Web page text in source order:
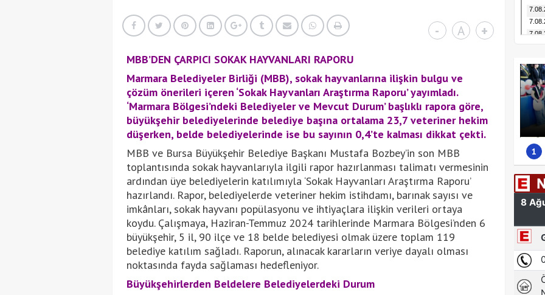
- A +
MBB’DEN ÇARPICI SOKAK HAYVANLARI RAPORU
Marmara Belediyeler Birliği (MBB), sokak hayvanlarına ilişkin bulgu ve
çözüm önerileri içeren ‘Sokak Hayvanları Araştırma Raporu’ yayımladı.
‘Marmara Bölgesi’ndeki Belediyeler ve Mevcut Durum’ başlıklı rapora göre,
büyükşehir belediyelerinde belediye başına ortalama 23,7 veteriner hekim
düşerken, belde belediyelerinde ise bu sayının 0,4’te kalması dikkat çekti.
MBB ve Bursa Büyükşehir Belediye Başkanı Mustafa Bozbey’in son MBB
toplantısında sokak hayvanlarıyla ilgili rapor hazırlanması talimatı vermesinin
ardından üye belediyelerin katılımıyla ‘Sokak Hayvanları Araştırma Raporu’
hazırlandı. Rapor, belediyelerde veteriner hekim istihdamı, barınak sayısı ve
imkânları, sokak hayvanı popülasyonu ve ihtiyaçlara ilişkin verileri ortaya
koydu. Çalışmaya, Haziran-Temmuz 2024 tarihlerinde Marmara Bölgesi’nden 6
büyükşehir, 5 il, 90 ilçe ve 18 belde belediyesi olmak üzere toplam 119
belediye katılım sağladı. Raporun, alınacak kararların veriye dayalı olması
noktasında fayda sağlaması hedefleniyor.
Büyükşehirlerden Beldelere Belediyelerdeki Durum
1